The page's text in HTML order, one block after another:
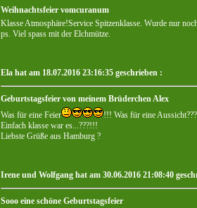
Weihnachtsfeier vomcuranum
Klasse Atmosphäre!Service Spitzenklasse. Wurde nur
ps. Viel spass mit der Elchmütze.
Ela hat am 18.07.2016 23:16:35 geschrieben :
Geburtstagsfeier von meinem Brüderchen Alex
Was für eine Feier
!!! Was für eine
Einfach klasse war es...???!!!
Liebste Grüße aus Hamburg ?
Irene und Wolfgang hat am 30.06.2016 21:08:40
Sooo eine schöne Geburtstagsfeier